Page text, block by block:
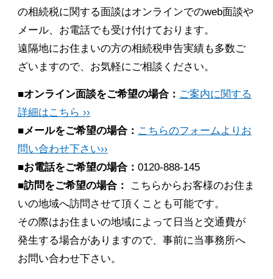
の相続税に関する面談はオンラインでのweb面談や
メール、お電話でも受け付けております。
遠隔地にお住まいの方の相続税申告実績も多数ご
ざいますので、お気軽にご相談ください。
■オンライン面談をご希望の場合： ご案内に関する
詳細はこちら ››
■メールをご希望の場合： こちらのフォームよりお
問い合わせ下さい››
■お電話をご希望の場合： 0120-888-145
■訪問をご希望の場合：
こちらからお客様のお住ま
いの地域へ訪問させて頂くことも可能です。
その際はお住まいの地域によって日当と交通費が
発生する場合がありますので、事前に当事務所へ
お問い合わせ下さい。